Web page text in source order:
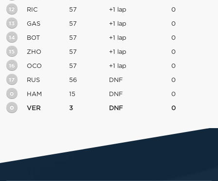
12 RIC 57 +1 lap 0
13 GAS 57 +1 lap 0
14 BOT 57 +1 lap 0
15 ZHO 57 +1 lap 0
16 OCO 57 +1 lap 0
17 RUS 56 DNF 0
0 HAM 15 DNF 0
0 VER 3 DNF 0